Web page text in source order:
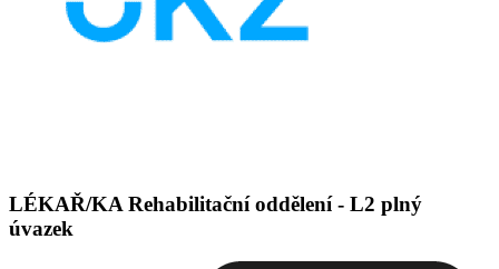
LÉKAŘ/KA Rehabilitační oddělení - L2 plný
úvazek